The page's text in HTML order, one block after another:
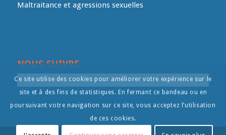
Maltraitance et agressions sexuelles
NOUS SUIVRE
Ce site utilise des cookies pour améliorer votre expérience sur le
site et à des fins de statistiques. En fermant ce bandeau ou en
poursuivant votre navigation sur ce site, vous acceptez l’utilisation
de ces cookies.